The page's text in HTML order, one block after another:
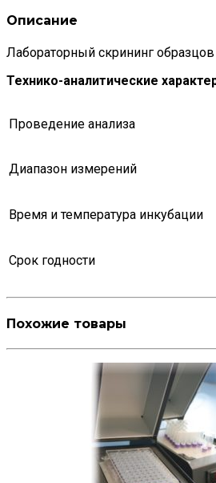
Описание
Лабораторный скрининг
Технико-аналитические
Проведение анализа
Диапазон измерений
Время и температура инкубации
Срок годности
Похожие товары